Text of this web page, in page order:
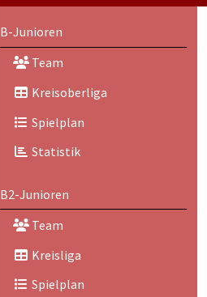
B-Junioren
Team
Kreisoberliga
Spielplan
Statistik
B2-Junioren
Team
Kreisliga
Spielplan